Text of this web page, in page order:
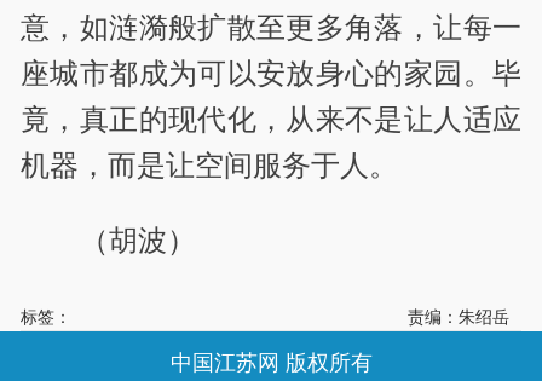
意，如涟漪般扩散至更多角落，让每一
座城市都成为可以安放身心的家园。毕
竟，真正的现代化，从来不是让人适应
机器，而是让空间服务于人。
（胡波）
标签： 责编：朱绍岳
中国江苏网 版权所有